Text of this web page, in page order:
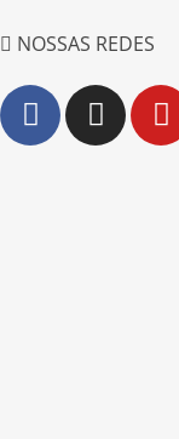
NOSSAS REDES